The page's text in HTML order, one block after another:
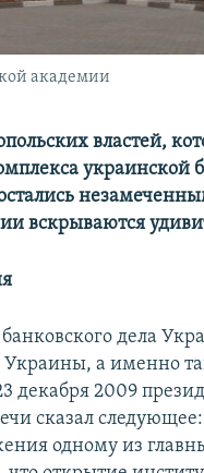
академии
властей,
украинской
вскрываются
дела
а именно
декабря 2009
сказал
одному из